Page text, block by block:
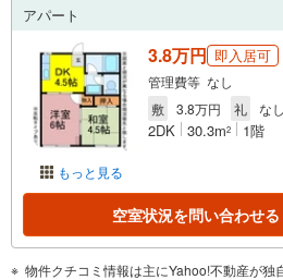
アパート
もっと見る
3.8万円 即入居可
管理費等 なし
敷
3.8万円 礼 なし
2DK 30.3m2 1階
空室状況を問い合わせる
物件クチコミ情報は主にYahoo!不動産が独